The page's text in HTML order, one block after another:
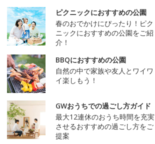
ピクニックにおすすめの公園
春のおでかけにぴったり！ピク
ニックにおすすめの公園をご紹
介！
BBQにおすすめの公園
自然の中で家族や友人とワイワ
イ楽しもう！
GWおうちでの過ごし方ガイド
最大12連休のおうち時間を充実
させるおすすめの過ごし方をご
提案